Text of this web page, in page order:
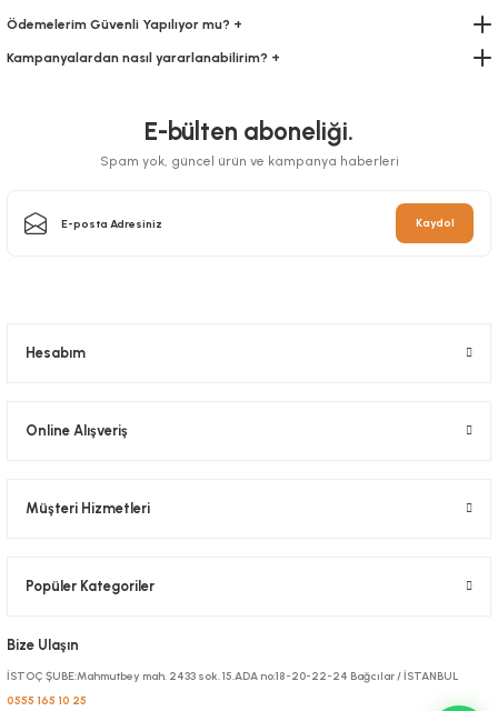
Karton Bardak 12 Oz Baskısız Sıcak Şişman
Karton Bardak 12 Oz Baskısız
Ödemelerim Güvenli Yapılıyor mu? +
Kampanyalardan nasıl yararlanabilirim? +
E-bülten aboneliği.
Spam yok, güncel ürün ve kampanya haberleri
Kaydol
Hesabım
Online Alışveriş
Müşteri Hizmetleri
Popüler Kategoriler
Bize Ulaşın
İSTOÇ ŞUBE:Mahmutbey mah. 2433 sok. 15.ADA no:18-20-22-24 Bağcılar / İSTANBUL
0555 165 10 25